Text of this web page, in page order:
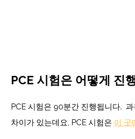
PCE 시험은 어떻게 진
PCE 시험은 90분간 진행됩니다.
차이가 있는데요, PCE 시험은 이 곳